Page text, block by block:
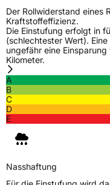
Der Rollwiderstand eines
Kraftstoffeffizienz.
Die Einstufung erfolgt in
(schlechtester Wert).
ungefähr eine
Kilometer.
A
B
C
D
E
Nasshaftung